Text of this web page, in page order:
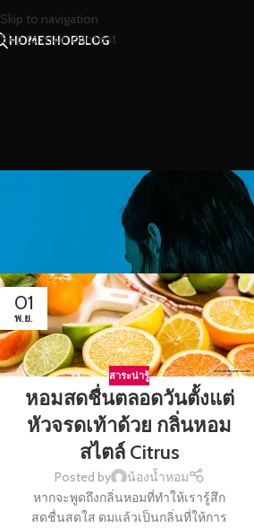
Skip to navigation
Skip to main content
HOMESHOPBLOG
01
พ.ย.
สาระน่ารู้
หอมสดชื่นตลอดวันตั้งแต่
หัวจรดเท้าด้วย กลิ่นหอม
สไตล์ Citrus
Posted by
น้องน้ำหอม
หากจะพูดถึงกลิ่นหอมที่ทำให้เรารู้สึก
สดชื่นสดใส ดมแล้วเป็นกลิ่นที่ให้การ